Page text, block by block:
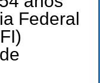
Federal